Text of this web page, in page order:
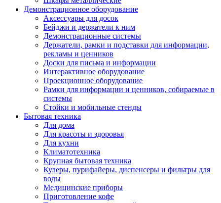
Демонстрационное оборудование
Аксессуары для досок
Бейджи и держатели к ним
Демонстрационные системы
Держатели, рамки и подставки для информации,
рекламы и ценников
Доски для письма и информации
Интерактивное оборудование
Проекционное оборудование
Рамки для информации и ценников, собираемые в
системы
Стойки и мобильные стенды
Бытовая техника
Для дома
Для красоты и здоровья
Для кухни
Климатотехника
Крупная бытовая техника
Кулеры, пурифайеры, диспенсеры и фильтры для
воды
Медицинские приборы
Приготовление кофе